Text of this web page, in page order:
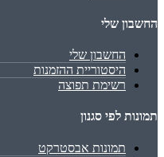
החשבון שלי
החשבון שלי
היסטוריית ההזמנות
רשימת תפוצה
תמונות לפי סגנון
תמונות אבסטרקט